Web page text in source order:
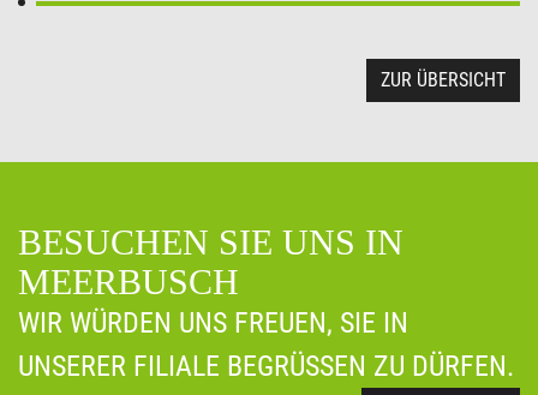
ZUR ÜBERSICHT
BESUCHEN SIE UNS IN
MEERBUSCH
WIR WÜRDEN UNS FREUEN, SIE IN
UNSERER FILIALE BEGRÜSSEN ZU DÜRFEN.